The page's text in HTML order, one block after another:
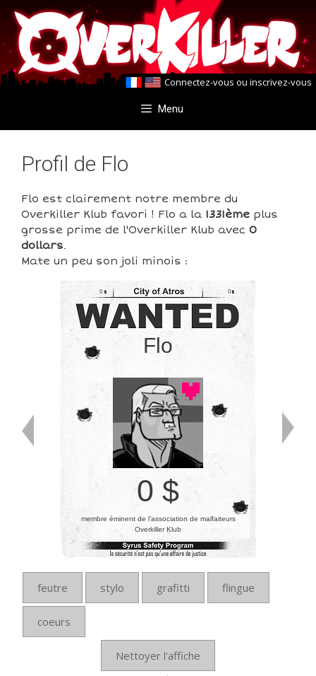
Aller
au
contenu
Aller
au
contenu
Connectez-vous ou inscrivez-vous
Menu
Profil de Flo
Flo est clairement notre membre du
Overkiller Klub favori ! Flo a la 1331ème plus
grosse prime de l'Overkiller Klub avec 0
dollars.
Mate un peu son joli minois :
0
Flo
0
0 $
membre éminent de l’association de malfaiteurs
Overkiller Klub
feutre stylo grafitti flingue
coeurs
Nettoyer l'affiche